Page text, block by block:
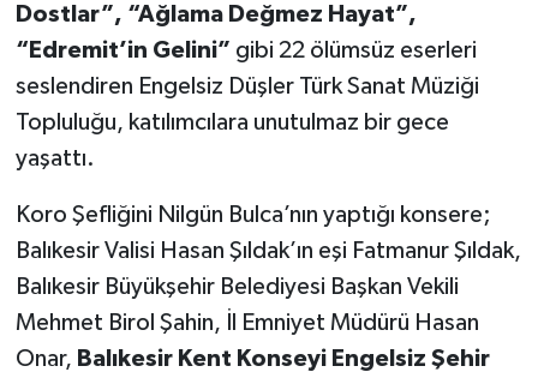
Dostlar”, “Ağlama Değmez Hayat”,
“Edremit’in Gelini” gibi 22 ölümsüz eserleri
seslendiren Engelsiz Düşler Türk Sanat Müziği
Topluluğu, katılımcılara unutulmaz bir gece
yaşattı.
Koro Şefliğini Nilgün Bulca’nın yaptığı konsere;
Balıkesir Valisi Hasan Şıldak’ın eşi Fatmanur Şıldak,
Balıkesir Büyükşehir Belediyesi Başkan Vekili
Mehmet Birol Şahin, İl Emniyet Müdürü Hasan
Onar, Balıkesir Kent Konseyi Engelsiz Şehir